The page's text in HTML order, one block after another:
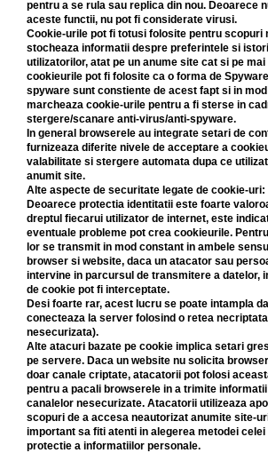
pentru a se rula sau replica din nou. Deoarece
aceste functii, nu pot fi considerate virusi.
Cookie-urile pot fi totusi folosite pentru scopuri
stocheaza informatii despre preferintele si
utilizatorilor, atat pe un anume site cat si pe
cookieurile pot fi folosite ca o forma de
spyware sunt constiente de acest fapt si in
marcheaza cookie-urile pentru a fi sterse in
stergere/scanare anti-virus/anti-spyware.
In general browserele au integrate setari de
furnizeaza diferite nivele de acceptare a
valabilitate si stergere automata dupa ce
anumit site.
Alte aspecte de securitate legate de cookie-uri:
Deoarece protectia identitatii este foarte
dreptul fiecarui utilizator de internet, este
eventuale probleme pot crea cookieurile.
lor se transmit in mod constant in ambele
browser si website, daca un atacator sau
intervine in parcursul de transmitere a datelor,
de cookie pot fi interceptate.
Desi foarte rar, acest lucru se poate intampla
conecteaza la server folosind o retea
nesecurizata).
Alte atacuri bazate pe cookie implica setari
pe servere. Daca un website nu solicita
doar canale criptate, atacatorii pot folosi
pentru a pacali browserele in a trimite
canalelor nesecurizate. Atacatorii utilizeaza
scopuri de a accesa neautorizat anumite site-
important sa fiti atenti in alegerea metodei
protectie a informatiilor personale.